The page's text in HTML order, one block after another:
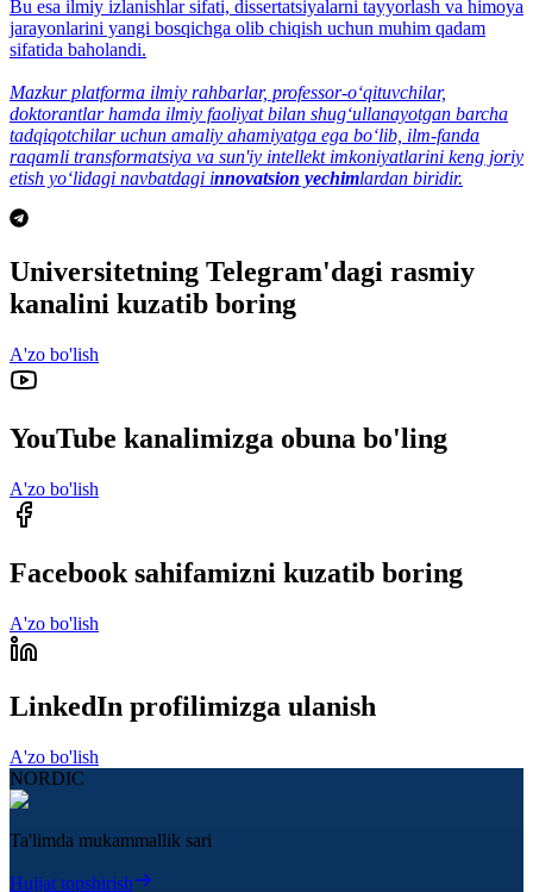
Bu esa ilmiy izlanishlar sifati, dissertatsiyalarni tayyorlash va himoya
jarayonlarini yangi bosqichga olib chiqish uchun muhim qadam
sifatida baholandi.
Mazkur platforma ilmiy rahbarlar, professor-o‘qituvchilar,
doktorantlar hamda ilmiy faoliyat bilan shug‘ullanayotgan barcha
tadqiqotchilar uchun amaliy ahamiyatga ega bo‘lib, ilm-fanda
raqamli transformatsiya va sun'iy intellekt imkoniyatlarini keng joriy
etish yo‘lidagi navbatdagi innovatsion yechimlardan biridir.
Universitetning Telegram'dagi rasmiy
kanalini kuzatib boring
A'zo bo'lish
YouTube kanalimizga obuna bo'ling
A'zo bo'lish
Facebook sahifamizni kuzatib boring
A'zo bo'lish
LinkedIn profilimizga ulanish
A'zo bo'lish
NORDIC
Ta'limda mukammallik sari
Hujjat topshirish